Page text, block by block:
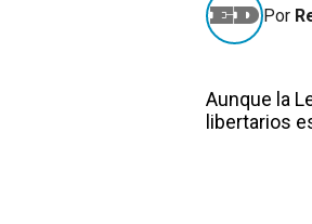
Por
Aunque la
libertarios